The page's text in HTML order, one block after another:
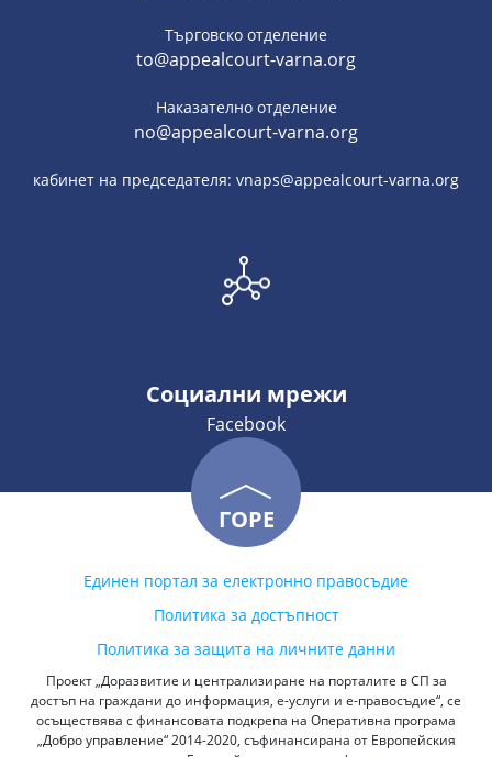
Търговско отделение
to@appealcourt-varna.org
Наказателно отделение
no@appealcourt-varna.org
кабинет на председателя: vnaps@appealcourt-varna.org
Социални мрежи
Facebook
ГОРЕ
Единен портал за електронно правосъдие
Политика за достъпност
Политика за защита на личните данни
Проект „Доразвитие и централизиране на порталите в СП за
достъп на граждани до информация, е-услуги и е-правосъдие“, се
осъществява с финансовата подкрепа на Оперативна програма
„Добро управление“ 2014-2020, съфинансирана от Европейския